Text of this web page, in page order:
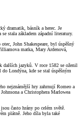
dramatik, básník a herec. Je
stala základem západní literatury.
John Shakespeare, byl úspěšný
matka, Mary Ardenová,
dalších jazyků. V roce 1582 se oženil
Londýna, kde se stal úspěšným
nejznámější hry zahrnují Romeo a
a Christophera Marlowea
často hrány po celém světě.
plátně. Jeho díla byla také